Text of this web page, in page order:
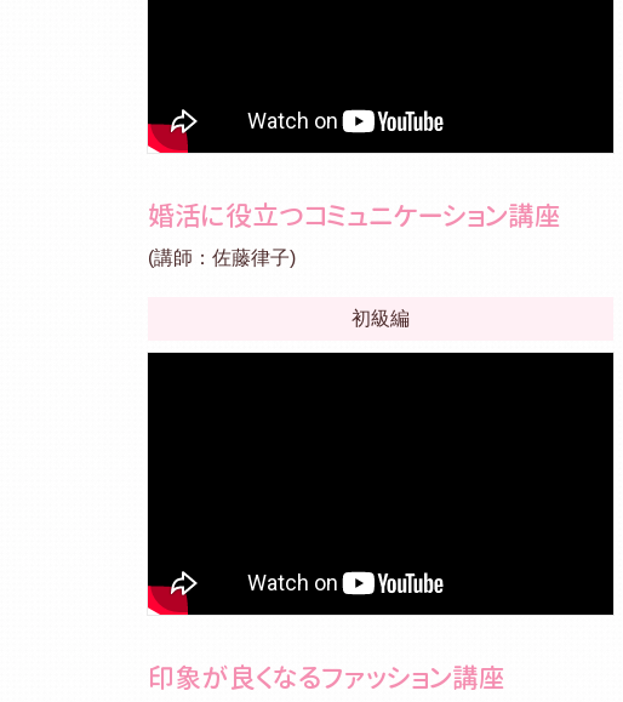
婚活に役立つコミュニケーション講座
(講師：佐藤律子)
初級編
印象が良くなるファッション講座